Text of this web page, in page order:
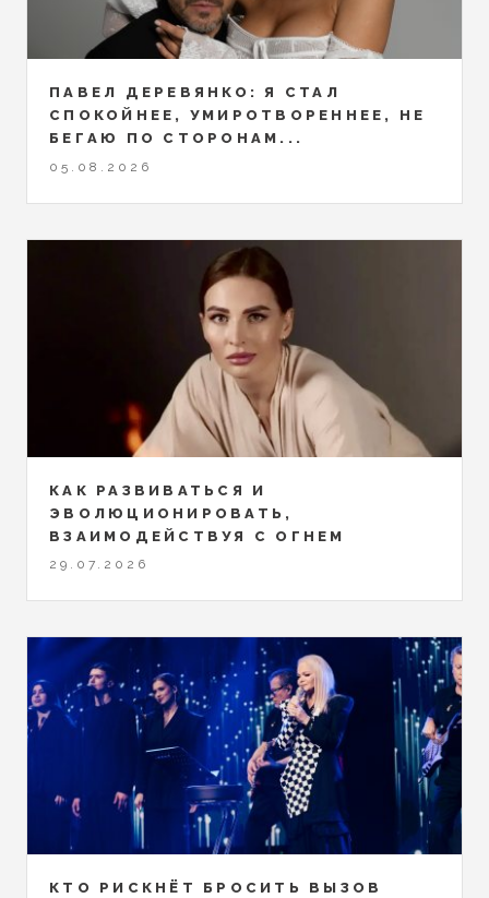
ПАВЕЛ ДЕРЕВЯНКО: Я СТАЛ
СПОКОЙНЕЕ, УМИРОТВОРЕННЕЕ, НЕ
БЕГАЮ ПО СТОРОНАМ...
05.08.2026
КАК РАЗВИВАТЬСЯ И
ЭВОЛЮЦИОНИРОВАТЬ,
ВЗАИМОДЕЙСТВУЯ С ОГНЕМ
29.07.2026
КТО РИСКНЁТ БРОСИТЬ ВЫЗОВ